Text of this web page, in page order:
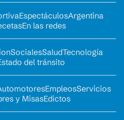
EspectáculosArgentina
En las redes
SocialesSaludTecnología
del tránsito
EmpleosServicios
y MisasEdictos